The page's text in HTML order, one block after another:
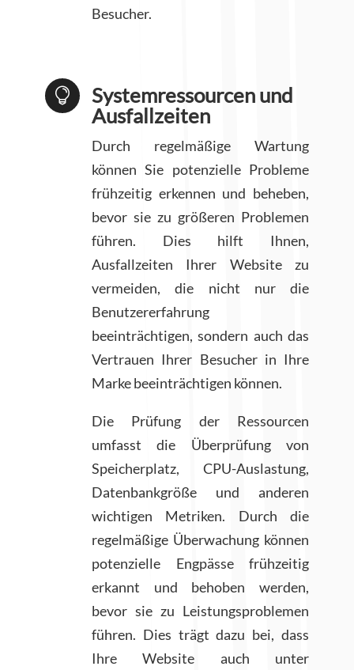
Besucher.

Systemressourcen und
Ausfallzeiten
Durch regelmäßige Wartung
können Sie potenzielle Probleme
frühzeitig erkennen und beheben,
bevor sie zu größeren Problemen
führen. Dies hilft Ihnen,
Ausfallzeiten Ihrer Website zu
vermeiden, die nicht nur die
Benutzererfahrung
beeinträchtigen, sondern auch das
Vertrauen Ihrer Besucher in Ihre
Marke beeinträchtigen können.
Die Prüfung der Ressourcen
umfasst die Überprüfung von
Speicherplatz, CPU-Auslastung,
Datenbankgröße und anderen
wichtigen Metriken. Durch die
regelmäßige Überwachung können
potenzielle Engpässe frühzeitig
erkannt und behoben werden,
bevor sie zu Leistungsproblemen
führen. Dies trägt dazu bei, dass
Ihre Website auch unter